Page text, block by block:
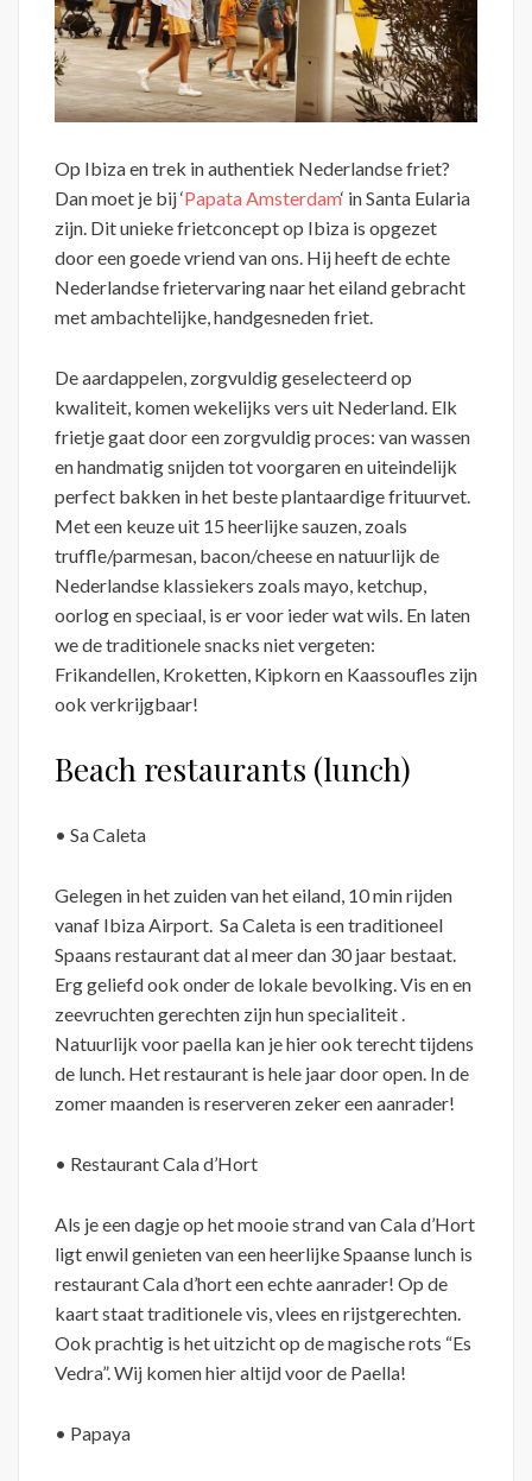
Op Ibiza en trek in authentiek Nederlandse friet?
Dan moet je bij ‘Papata Amsterdam‘ in Santa Eularia
zijn. Dit unieke frietconcept op Ibiza is opgezet
door een goede vriend van ons. Hij heeft de echte
Nederlandse frietervaring naar het eiland gebracht
met ambachtelijke, handgesneden friet.
De aardappelen, zorgvuldig geselecteerd op
kwaliteit, komen wekelijks vers uit Nederland. Elk
frietje gaat door een zorgvuldig proces: van wassen
en handmatig snijden tot voorgaren en uiteindelijk
perfect bakken in het beste plantaardige frituurvet.
Met een keuze uit 15 heerlijke sauzen, zoals
truffle/parmesan, bacon/cheese en natuurlijk de
Nederlandse klassiekers zoals mayo, ketchup,
oorlog en speciaal, is er voor ieder wat wils. En laten
we de traditionele snacks niet vergeten:
Frikandellen, Kroketten, Kipkorn en Kaassoufles zijn
ook verkrijgbaar!
Beach restaurants (lunch)
• Sa Caleta
Gelegen in het zuiden van het eiland, 10 min rijden
vanaf Ibiza Airport. Sa Caleta is een traditioneel
Spaans restaurant dat al meer dan 30 jaar bestaat.
Erg geliefd ook onder de lokale bevolking. Vis en en
zeevruchten gerechten zijn hun specialiteit .
Natuurlijk voor paella kan je hier ook terecht tijdens
de lunch. Het restaurant is hele jaar door open. In de
zomer maanden is reserveren zeker een aanrader!
• Restaurant Cala d’Hort
Als je een dagje op het mooie strand van Cala d’Hort
ligt enwil genieten van een heerlijke Spaanse lunch is
restaurant Cala d’hort een echte aanrader! Op de
kaart staat traditionele vis, vlees en rijstgerechten.
Ook prachtig is het uitzicht op de magische rots “Es
Vedra”. Wij komen hier altijd voor de Paella!
• Papaya